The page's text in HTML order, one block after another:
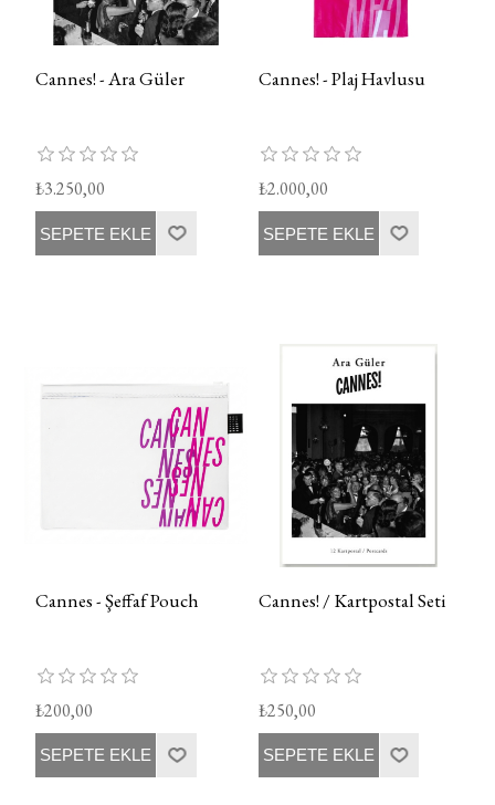
Cannes! - Ara Güler
₺3.250,00
SEPETE EKLE
Cannes! - Plaj Havlusu
₺2.000,00
SEPETE EKLE
Cannes - Şeffaf Pouch
₺200,00
SEPETE EKLE
Cannes! / Kartpostal Seti
₺250,00
SEPETE EKLE